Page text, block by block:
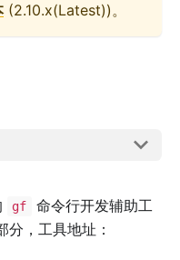
(2.10.x(Latest))。
gf
命令行开发辅助工
，工具地址：